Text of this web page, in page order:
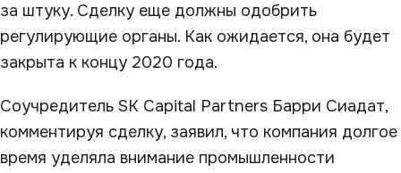
за штуку. Сделку еще должны одобрить
регулирующие органы. Как ожидается, она будет
закрыта к концу 2020 года.
Соучредитель SK Capital Partners Барри Сиадат,
комментируя сделку, заявил, что компания долгое
время уделяла внимание промышленности